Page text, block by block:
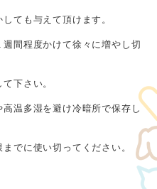
ても与えて頂けます。
間程度かけて徐々に増やし切
下さい。
温多湿を避け冷暗所で保存し
でに使い切ってください。